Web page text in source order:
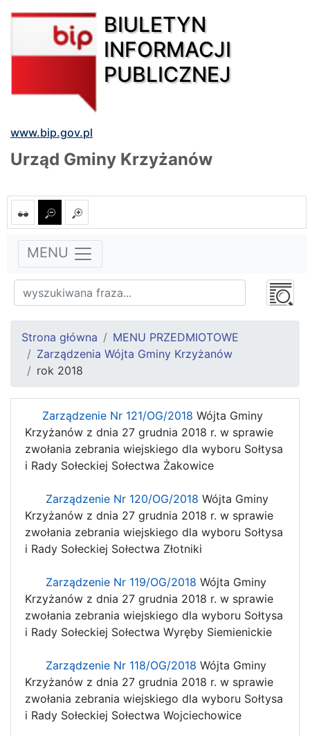
BIULETYN
INFORMACJI
PUBLICZNEJ
www.bip.gov.pl
Urząd Gminy Krzyżanów
MENU
Strona główna
MENU PRZEDMIOTOWE
Zarządzenia Wójta Gminy Krzyżanów
rok 2018
Zarządzenie Nr 121/OG/2018 Wójta Gminy
Krzyżanów z dnia 27 grudnia 2018 r. w sprawie
zwołania zebrania wiejskiego dla wyboru Sołtysa
i Rady Sołeckiej Sołectwa Żakowice
Zarządzenie Nr 120/OG/2018 Wójta Gminy
Krzyżanów z dnia 27 grudnia 2018 r. w sprawie
zwołania zebrania wiejskiego dla wyboru Sołtysa
i Rady Sołeckiej Sołectwa Złotniki
Zarządzenie Nr 119/OG/2018 Wójta Gminy
Krzyżanów z dnia 27 grudnia 2018 r. w sprawie
zwołania zebrania wiejskiego dla wyboru Sołtysa
i Rady Sołeckiej Sołectwa Wyręby Siemienickie
Zarządzenie Nr 118/OG/2018 Wójta Gminy
Krzyżanów z dnia 27 grudnia 2018 r. w sprawie
zwołania zebrania wiejskiego dla wyboru Sołtysa
i Rady Sołeckiej Sołectwa Wojciechowice